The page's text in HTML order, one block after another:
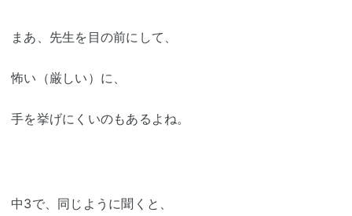
まあ、先生を目の前にして、
怖い（厳しい）に、
手を挙げにくいのもあるよね。
中3で、同じように聞くと、